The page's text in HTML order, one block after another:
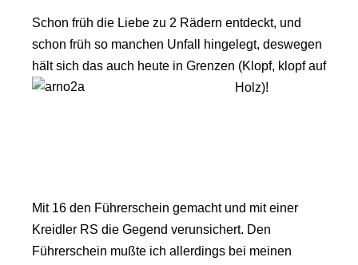
Schon früh die Liebe zu 2 Rädern entdeckt, und
schon früh so manchen Unfall hingelegt, deswegen
hält sich das auch heute in Grenzen (Klopf, klopf auf
Holz)!
Mit 16 den Führerschein gemacht und mit einer
Kreidler RS die Gegend verunsichert. Den
Führerschein mußte ich allerdings bei meinen